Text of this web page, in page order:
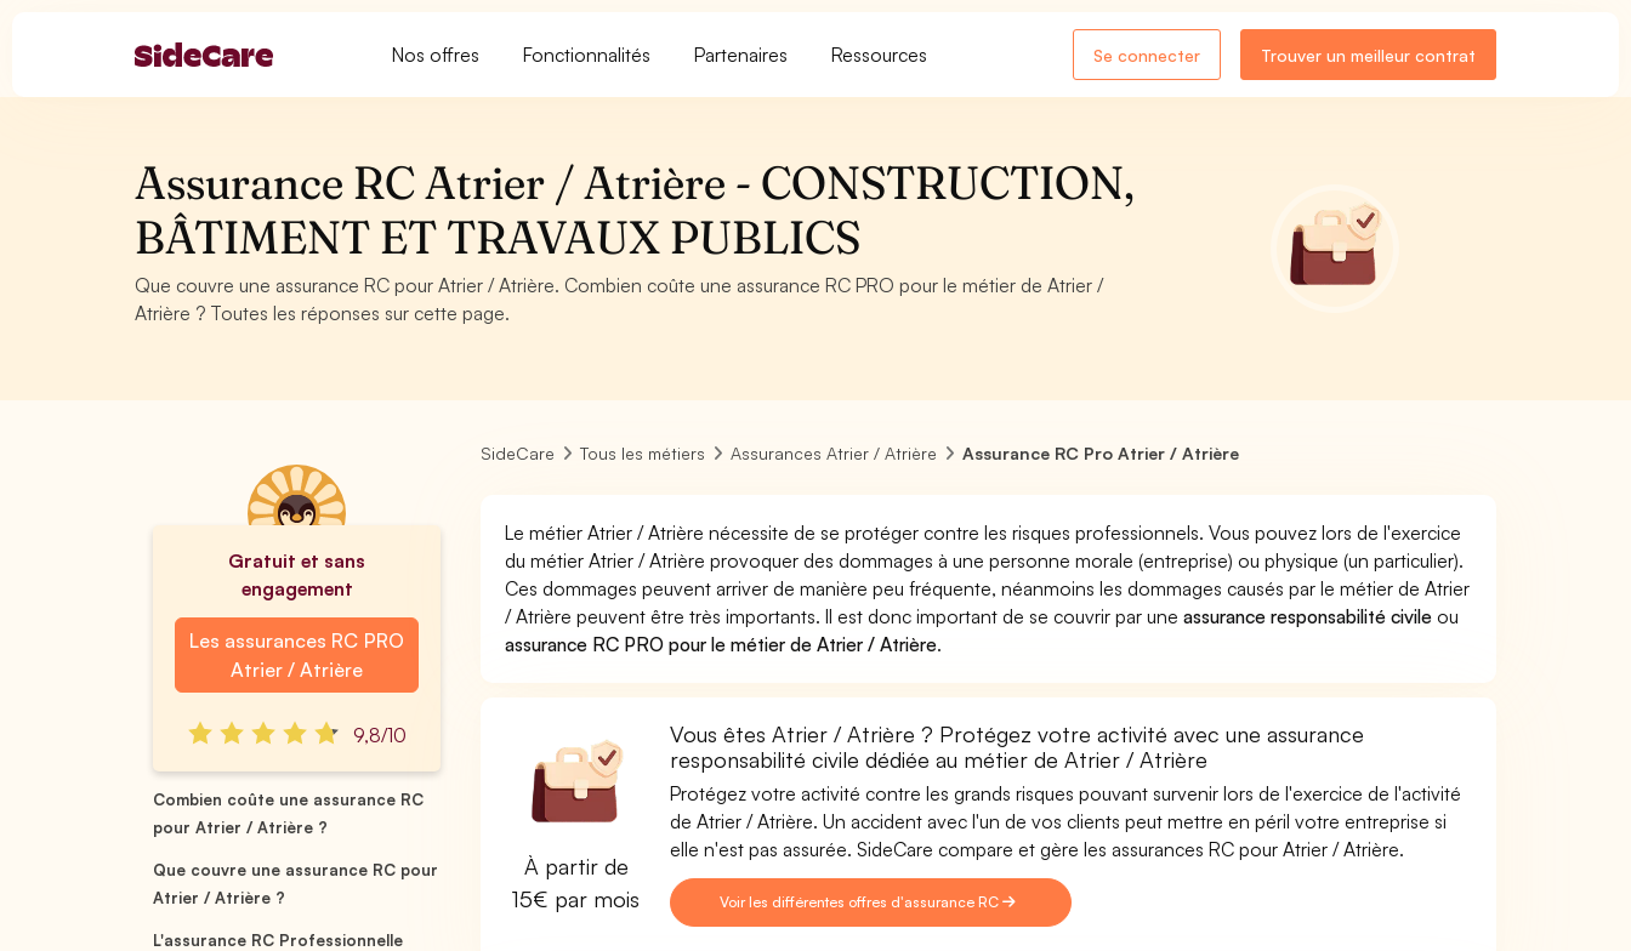
Nos offres Fonctionnalités Partenaires Ressources Se connecter Trouver un meilleur contrat
Assurance RC Atrier / Atrière - CONSTRUCTION,
BÂTIMENT ET TRAVAUX PUBLICS
Que couvre une assurance RC pour Atrier / Atrière. Combien coûte une assurance RC PRO pour le métier de Atrier /
Atrière ? Toutes les réponses sur cette page.
Gratuit et sans
engagement
Les assurances RC PRO
Atrier / Atrière
9,8/10
Combien coûte une assurance RC
pour Atrier / Atrière ?
Que couvre une assurance RC pour
Atrier / Atrière ?
L'assurance RC Professionnelle
SideCare Tous les métiers Assurances Atrier / Atrière Assurance RC Pro Atrier / Atrière
Le métier Atrier / Atrière nécessite de se protéger contre les risques professionnels. Vous pouvez lors de l'exercice
du métier Atrier / Atrière provoquer des dommages à une personne morale (entreprise) ou physique (un particulier).
Ces dommages peuvent arriver de manière peu fréquente, néanmoins les dommages causés par le métier de Atrier
/ Atrière peuvent être très importants. Il est donc important de se couvrir par uneassurance responsabilité civile ou
assurance RC PRO pour le métier de Atrier / Atrière.
À partir de
15€ par mois
Vous êtes Atrier / Atrière ? Protégez votre activité avec une assurance
responsabilité civile dédiée au métier de Atrier / Atrière
Protégez votre activité contre les grands risques pouvant survenir lors de l'exercice de l'activité
de Atrier / Atrière. Un accident avec l'un de vos clients peut mettre en péril votre entreprise si
elle n'est pas assurée. SideCare compare et gère les assurances RC pour Atrier / Atrière.
Voir les différentes offres d'assurance RC